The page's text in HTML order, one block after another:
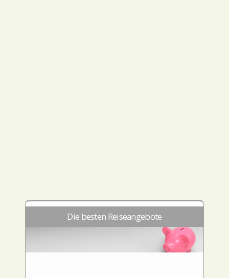
Die besten Reiseangebote